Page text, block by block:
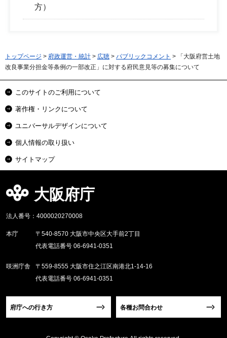
方）
トップページ > 府政運営・統計 > 広聴 > パブリックコメント > 「大阪府営土地
改良事業分担金等条例の一部改正」に対する府民意見等の募集について
このサイトのご利用について
著作権・リンクについて
ユニバーサルデザインについて
個人情報の取り扱い
サイトマップ
大阪府庁
法人番号：4000020270008
本庁
〒540-8570 大阪市中央区大手前2丁目
代表電話番号 06-6941-0351
咲洲庁舎
〒559-8555 大阪市住之江区南港北1-14-16
代表電話番号 06-6941-0351
府庁への行き方 各種お問合わせ